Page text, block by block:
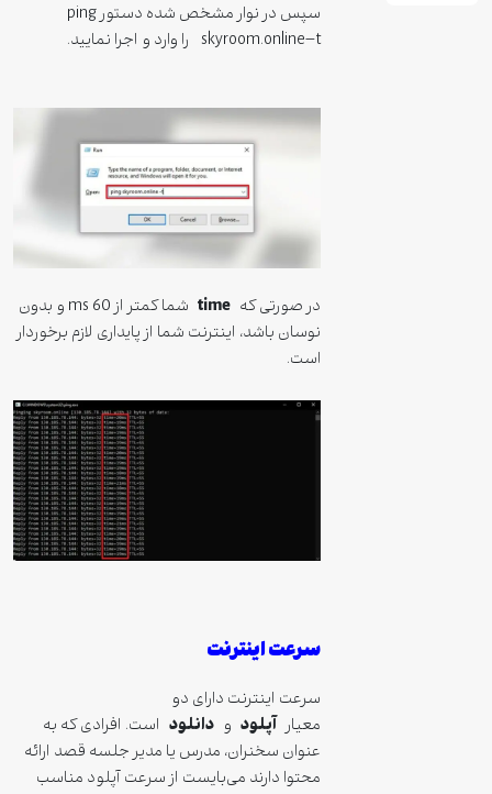
سپس در نوار مشخص شده دستور ping
skyroom.online–t را وارد و اجرا نمایید.
در صورتی کهtime
شما کمتر از 60 ms و بدون
نوسان باشد، اینترنت شما از پایداری لازم برخوردار
سرعت اینترنت
سرعت اینترنت دارای دو
معیارآپلودودانلوداست. افرادی که به
عنوان سخنران، مدرس یا مدیر جلسه قصد ارائه
محتوا دارند می‌بایست از سرعت آپلود مناسب